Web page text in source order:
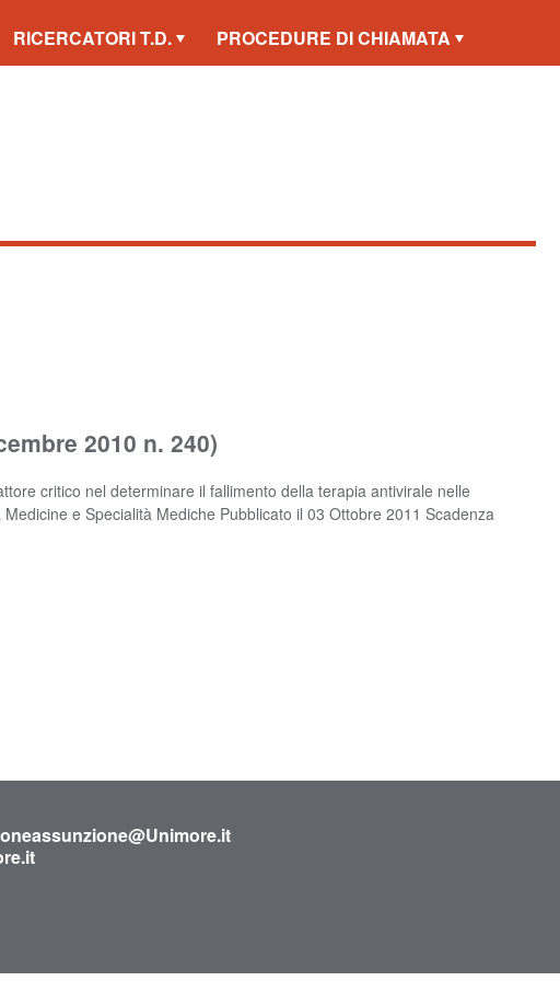
RICERCATORI T.D. PROCEDURE DI CHIAMATA
2010 n. 240)
critico nel determinare il fallimento della terapia antivirale nelle
e Specialità Mediche Pubblicato il 03 Ottobre 2011 Scadenza